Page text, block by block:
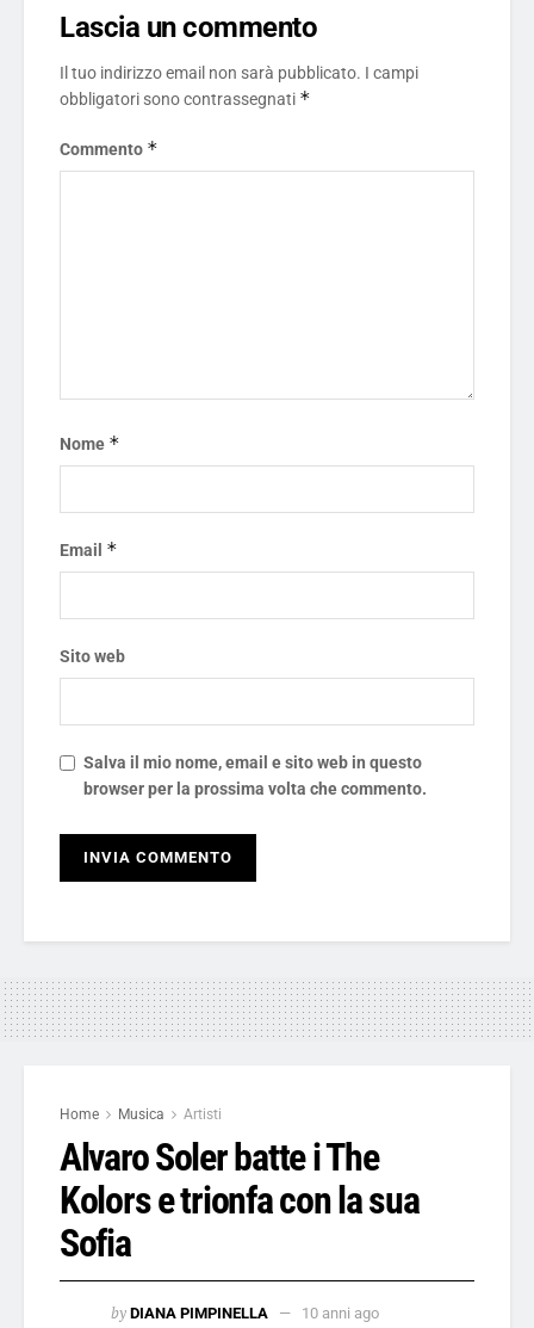
Lascia un commento
Il tuo indirizzo email non sarà pubblicato. I campi
obbligatori sono contrassegnati *
Commento *
Nome *
Email *
Sito web
Salva il mio nome, email e sito web in questo
browser per la prossima volta che commento.
Home Musica Artisti
Alvaro Soler batte i The
Kolors e trionfa con la sua
Sofia
by DIANA PIMPINELLA 10 anni ago